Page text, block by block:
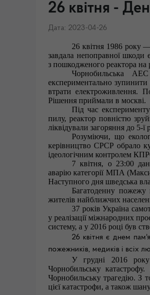
26 квітня -
Дата: 2023-04-26
26 квітня 1986 року —
завдала непоправної шкоди
з пошкодженого реактора на
Чорнобильська
експериментально зупинити
втрати електроживлення.
Рішення приймали в москві.
Під час
пилу, реактор повністю
ліквідували загоряння до 5-ї
Розуміючи, що
керівництво СРСР обрало
ідеологічним контролем
7 квітня, о 23:00
аварію категорії МПА
Наступного дня шведська
Багатоденну пожежу
жителів найближчих
37 років Україна
у реалізації міжнародних
систему, а у 2016 році був
26 квітня є днем
пожежників, медиків і всіх
У грудні 2016
Чорнобильську
Чорнобильську трагедію. З
цієї катастрофи, а також